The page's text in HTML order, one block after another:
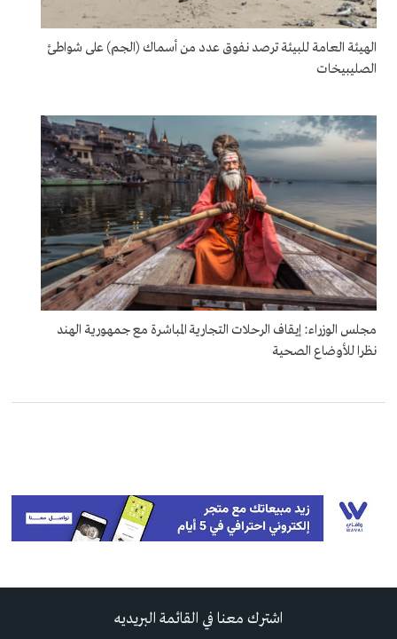
الهيئة العامة للبيئة ترصد نفوق عدد من أسماك (الجم) على شواطئ
الصليبيخات
مجلس الوزراء: إيقاف الرحلات التجارية المباشرة مع جمهورية الهند
نظرا للأوضاع الصحية
اشترك معنا في القائمة البريديه